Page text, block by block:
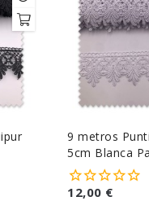
9 metros
5cm Blanca
12,00 €